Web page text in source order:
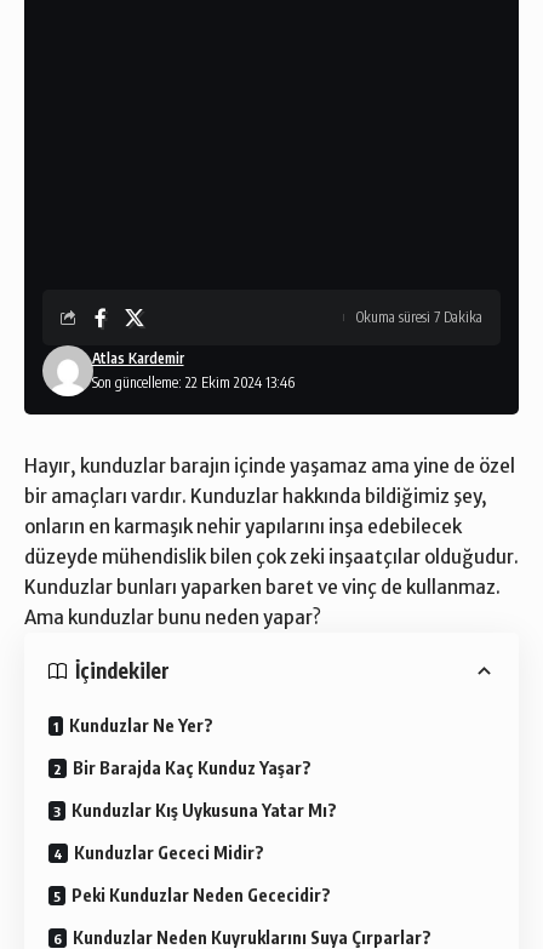
Son güncelleme: 22 Ekim 2024 13:46
Atlas Kardemir
Okuma süresi 7 Dakika
Hayır, kunduzlar barajın içinde yaşamaz ama yine de özel
bir amaçları vardır. Kunduzlar hakkında bildiğimiz şey,
onların en karmaşık nehir yapılarını inşa edebilecek
düzeyde mühendislik bilen çok zeki inşaatçılar olduğudur.
Kunduzlar bunları yaparken baret ve vinç de kullanmaz.
Ama kunduzlar bunu neden yapar?
İçindekiler
Kunduzlar Ne Yer?
Bir Barajda Kaç Kunduz Yaşar?
Kunduzlar Kış Uykusuna Yatar Mı?
Kunduzlar Gececi Midir?
Peki Kunduzlar Neden Gececidir?
Kunduzlar Neden Kuyruklarını Suya Çırparlar?